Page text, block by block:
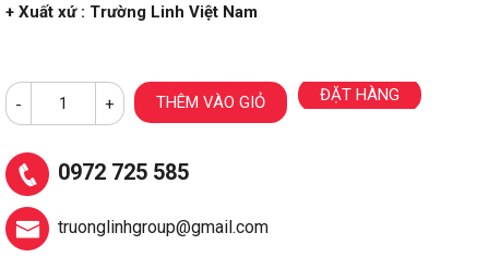
+ Xuất xứ : Trường Linh Việt Nam
- + THÊM VÀO GIỎ ĐẶT HÀNG
0972 725 585
truonglinhgroup@gmail.com